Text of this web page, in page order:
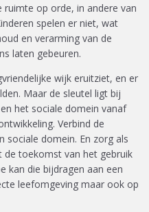
ruimte op orde, in andere van
spelen er niet, wat
en verarming van de
laten gebeuren.
wijk eruitziet, en er
Maar de sleutel ligt bij
het sociale domein vanaf
Verbind de
sociale domein. En zorg als
de toekomst van het gebruik
kan die bijdragen aan een
leefomgeving maar ook op